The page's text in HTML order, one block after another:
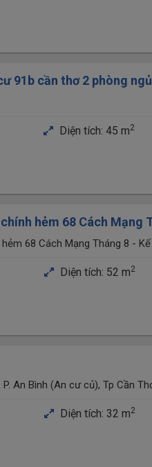
91b cần thơ 2 phòng
Diện tích: 45 m2
hẻm 68 Cách Mạng
Nhỏ 2
68 Cách Mạng Tháng 8 -
Diện tích: 52 m2
An Bình (An cư củ), Tp Cần
Diện tích: 32 m2